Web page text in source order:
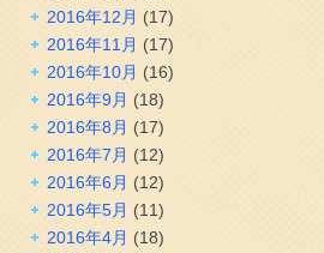
2016年12月 (17)
2016年11月 (17)
2016年10月 (16)
2016年9月 (18)
2016年8月 (17)
2016年7月 (12)
2016年6月 (12)
2016年5月 (11)
2016年4月 (18)